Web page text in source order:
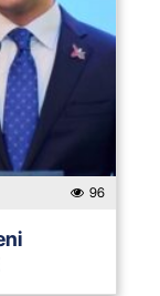
96